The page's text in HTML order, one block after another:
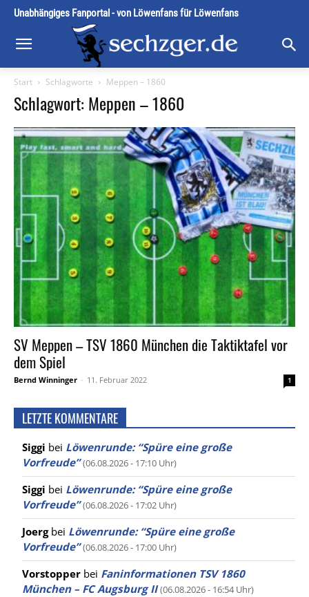
Unabhängiges Fanportal - von Löwenfans für Löwenfans
Start Schlagworte Meppen – 1860
Schlagwort: Meppen – 1860
SV Meppen – TSV 1860 München die Taktiktafel vor
dem Spiel
Bernd Winninger - 11. Februar 2022 1
LETZTE KOMMENTARE
Siggi bei Löwenrunde: “Spüre eine große
Vorfreude” (06.08.2026 - 17:10 Uhr)
Siggi bei Löwenrunde: “Spüre eine große
Vorfreude” (06.08.2026 - 17:02 Uhr)
Joergbei Löwenrunde: “Spüre eine große
Vorfreude” (06.08.2026 - 17:00 Uhr)
Vorstopper bei Faninformationen TSV 1860
München – FC Augsburg II (06.08.2026 - 16:54 Uhr)